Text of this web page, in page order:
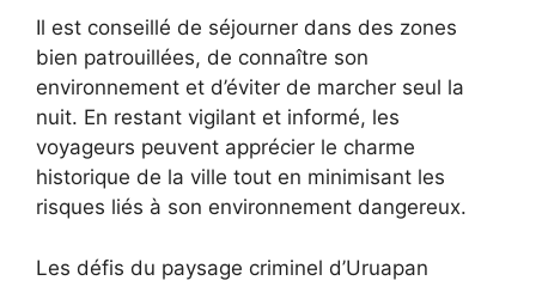
Il est conseillé de séjourner dans des zones
bien patrouillées, de connaître son
environnement et d’éviter de marcher seul la
nuit. En restant vigilant et informé, les
voyageurs peuvent apprécier le charme
historique de la ville tout en minimisant les
risques liés à son environnement dangereux.
Les défis du paysage criminel d’Uruapan